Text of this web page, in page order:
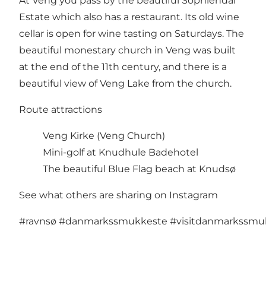
Estate which also has a restaurant. Its old wine
cellar is open for wine tasting on Saturdays. The
beautiful monestary church in Veng was built
at the end of the 11th century, and there is a
beautiful view of Veng Lake from the church.
Route attractions
Veng Kirke (Veng Church)
Mini-golf at Knudhule Badehotel
The beautiful Blue Flag beach at Knudsø
See what others are sharing on Instagram
#ravnsø #danmarkssmukkeste